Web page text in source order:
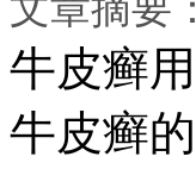
牛皮癣
牛皮癣